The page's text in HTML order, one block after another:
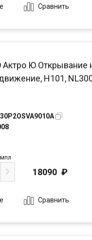
Сравнить
Ю
H101,
18090 ₽
Сравнить